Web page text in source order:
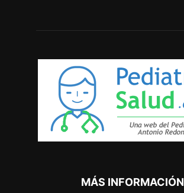
MÁS INFORMACIÓN